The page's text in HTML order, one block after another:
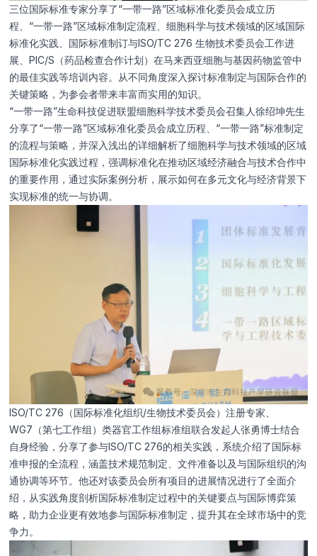
三位国际标准专家分享了“一带一路”区域标准化委员会成立历
程、“一带一路”区域标准制定流程、细胞科学与技术领域的区域国际
标准化实践、国际标准制订与ISO/TC 276 ⽣物技术委员会⼯作进
展、PIC/S（药品检查合作计划）在马来西亚细胞与基因药物监管中
的最佳实践等培训内容。从不同角度深入探讨标准制定与国际合作的
关键策略，为参会者带来丰富而实用的知识。
“一带一路”生命科技促进联盟细胞科学技术委员会召集人徐绍坤先生
分享了“一带一路”区域标准化委员会成立历程、“一带一路”标准制定
的流程与策略，并深入浅出的详细解析了细胞科学与技术领域的区域
国际标准化实践过程，强调标准化在推动区域经济融合与技术合作中
的重要作用，通过实际案例分析，展示如何在多元文化与经济背景下
实现标准的统一与协调。
ISO/TC 276（国际标准化组织/生物技术委员会）注册专家、
WG7（第七工作组）类器官工作组标准组联合发起人张勇博士结合
自身经验，分享了参与ISO/TC 276的相关实践，系统介绍了国际标
准申报的全流程，涵盖技术规范制定、文件准备以及与国际组织的沟
通协调等环节。他还对该委员会所有项目的进展情况进行了全面介
绍，从实践角度剖析国际标准制定过程中的关键要点与国际博弈策
略，助力企业更有效地参与国际标准制定，提升其在全球市场中的竞
争力。